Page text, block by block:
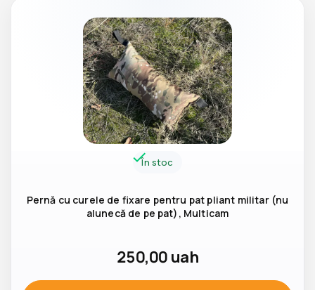
În stoc
Pernă cu curele de fixare pentru pat pliant militar (nu
alunecă de pe pat), Multicam
250,00 uah